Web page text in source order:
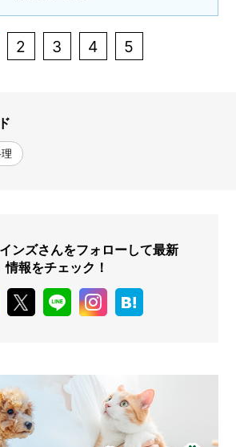
2 3 4 5
ンズさんをフォローして最新
情報をチェック！